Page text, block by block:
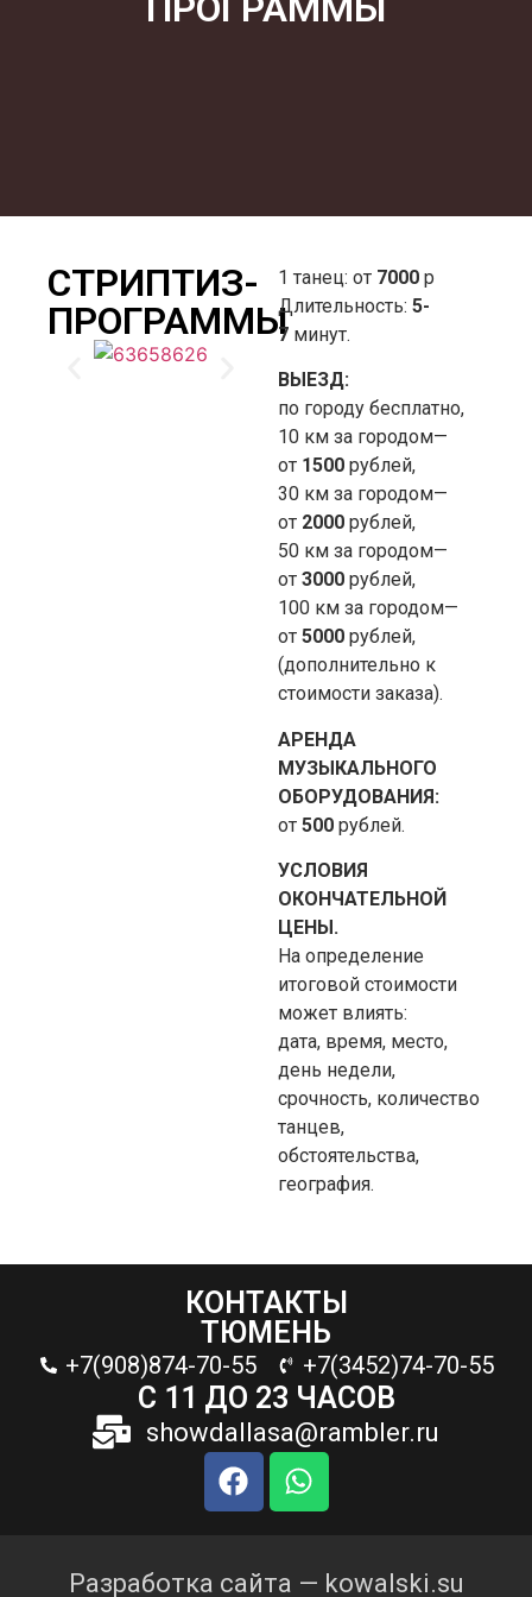
СТРИПТИЗ-
ПРОГРАММЫ
1 танец: от 7000 р
Длительность: 5-
7 минут.
ВЫЕЗД:
по городу бесплатно,
10 км за городом—
от 1500 рублей,
30 км за городом—
от 2000 рублей,
50 км за городом—
от 3000 рублей,
100 км за городом—
от 5000 рублей,
(дополнительно к
стоимости заказа).
АРЕНДА
МУЗЫКАЛЬНОГО
ОБОРУДОВАНИЯ:
от 500 рублей.
УСЛОВИЯ
ОКОНЧАТЕЛЬНОЙ
ЦЕНЫ.
На определение
итоговой стоимости
может влиять:
дата, время, место,
день недели,
срочность, количество
танцев,
обстоятельства,
география.
КОНТАКТЫ
ТЮМЕНЬ
+7(908)874-70-55 +7(3452)74-70-55
С 11 ДО 23 ЧАСОВ
showdallasa@rambler.ru
Разработка сайта — kowalski.su